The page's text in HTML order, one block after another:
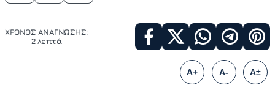
ΧΡΟΝΟΣ ΑΝΑΓΝΩΣΗΣ:
2 λεπτά
A+ A- A±